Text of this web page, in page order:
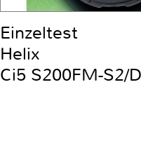
Einzeltest
Helix
Ci5 S200FM-S2/